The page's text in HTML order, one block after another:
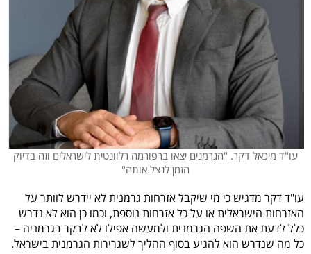
עו"ד מיכאל דקר. "הגרמנים יצאו ברפורמה רלוונטית לישראלים וזה בדיוק
הזמן לנצל אותה"
עו"ד דקר מדגיש כי מי שיקבל אזרחות גרמנית לא יידרש לוותר על
האזרחות הישראלית או על כל אזרחות נוספת, וכמו כן הוא לא נדרש
כלל לדעת את השפה הגרמנית ולמעשה אפילו לא לבקר בגרמניה –
כל מה שנדרש הוא להגיע בסוף ההליך לשגרירות הגרמנית בישראל.